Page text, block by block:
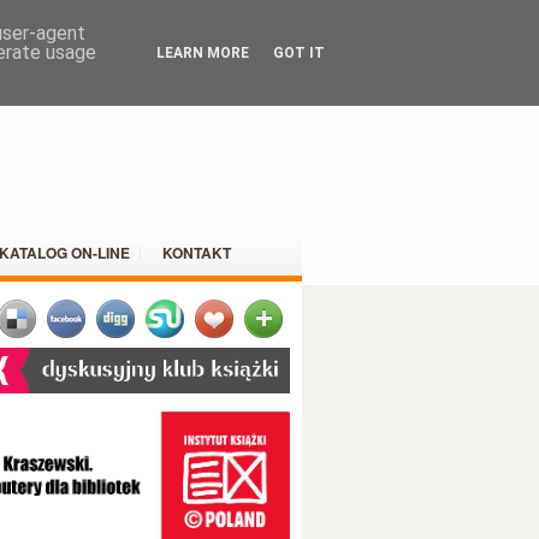
KATALOG ON-LINE KONTAKT
agent
usage
LEARN MORE GOT IT